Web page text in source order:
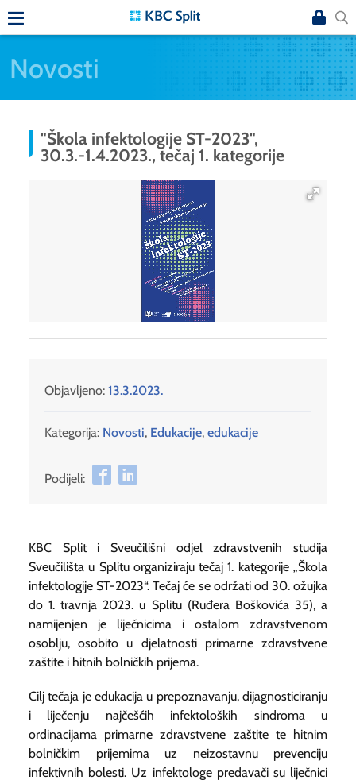
Novosti
"Škola infektologije ST-2023",
30.3.-1.4.2023., tečaj 1. kategorije
Objavljeno: 13.3.2023.
Kategorija: Novosti, Edukacije, edukacije
Podijeli:
KBC Split i Sveučilišni odjel zdravstvenih studija
Sveučilišta u Splitu organiziraju tečaj 1. kategorije „Škola
infektologije ST-2023“. Tečaj će se održati od 30. ožujka
do 1. travnja 2023. u Splitu (Ruđera Boškovića 35), a
namijenjen je liječnicima i ostalom zdravstvenom
osoblju, osobito u djelatnosti primarne zdravstvene
zaštite i hitnih bolničkih prijema.
Cilj tečaja je edukacija u prepoznavanju, dijagnosticiranju
i liječenju najčešćih infektoloških sindroma u
ordinacijama primarne zdravstvene zaštite te hitnim
bolničkim prijemima uz neizostavnu prevenciju
infektivnih bolesti. Uz infektologe predavači su liječnici